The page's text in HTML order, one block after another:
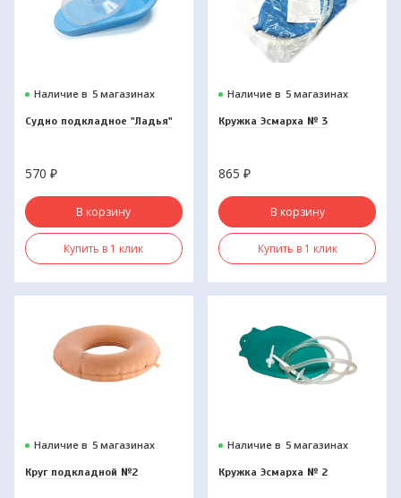
Наличие в 5 магазинах
Судно подкладное "Ладья"
570 ₽
В корзину
Купить в 1 клик
Наличие в 5 магазинах
Кружка Эсмарха № 3
865₽
В корзину
Купить в 1 клик
Наличие в 5 магазинах
Круг подкладной №2
Наличие в 5 магазинах
Кружка Эсмарха № 2